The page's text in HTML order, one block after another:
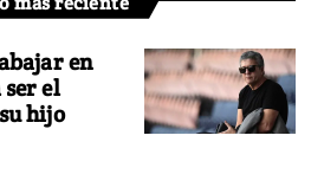
en
el
hijo